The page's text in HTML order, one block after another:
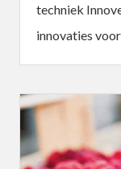
techniek
innovaties